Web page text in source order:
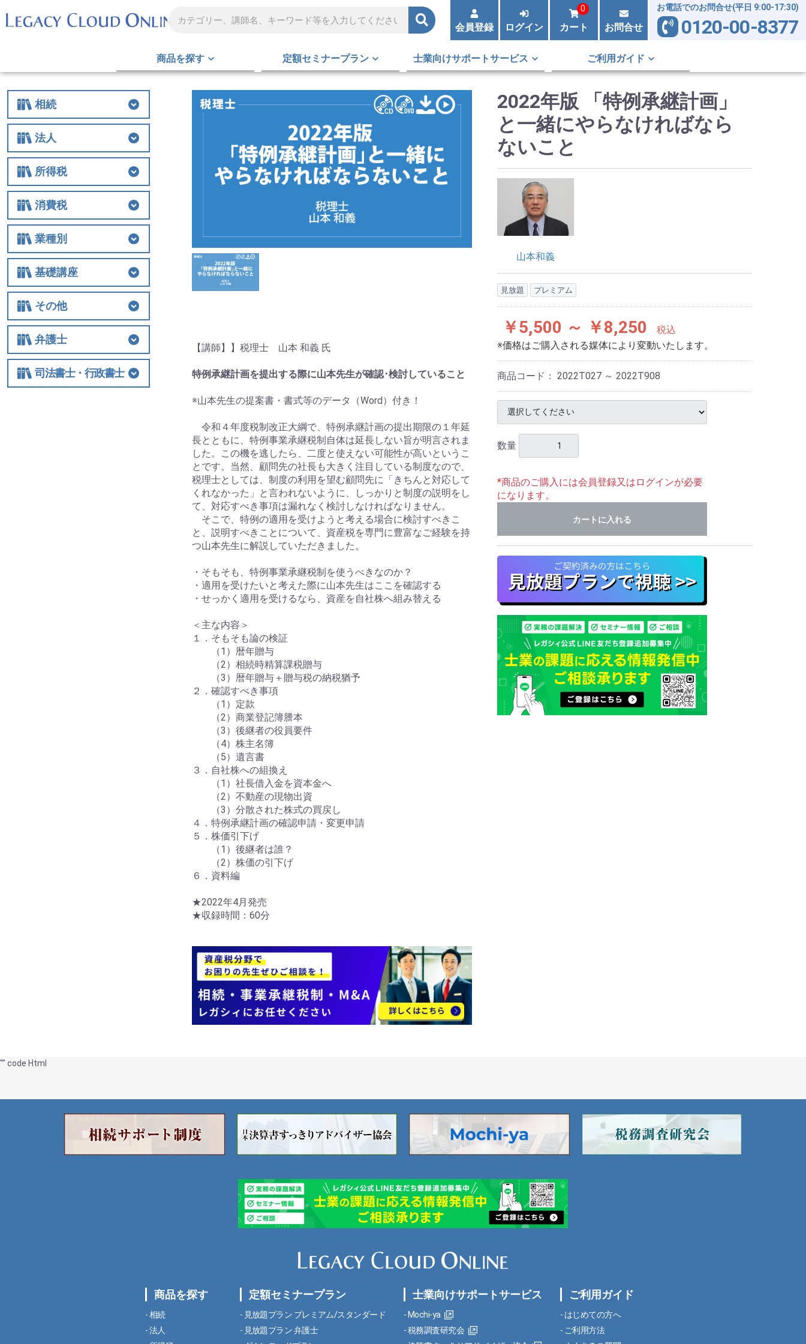
会員登録 ログイン カート
0
お問合せ
お電話でのお問合せ(平日 9:00-17:30)
0120-00-8377
商品を探す 定額セミナープラン 士業向けサポートサービス ご利用ガイド
相続
相続
相続税
贈与
財産評価
事業承継
不動産
生前対策
税務調査
その他
法人
法人
法人税
経費
役員関連
特例
組織再編
解散・清算
税務調査
その他
所得税
所得税
所得税
譲渡
税務調査
その他
消費税
消費税
消費税
税務調査
その他
業種別
業種別
医業
農業
非営利法人
介護
税務調査
その他の業種
基礎講座
基礎講座
相続税
法人関連
その他
その他
士業経営
国際税務
保険
税制改正全般
ビジネス
借地権
弁護士
弁護士
相続
交通事故
離婚
労働
不動産・建築
債権回収
民事訴訟
顧客対応・顧問契約
事務所経営・運営
その他
司法書士・行政書士
【講師】】税理士 山本 和義 氏
特例承継計画を提出する際に山本先生が確認･検討していること
※山本先生の提案書・書式等のデータ（Word）付き！
令和４年度税制改正大綱で、特例承継計画の提出期限の１年延
長とともに、特例事業承継税制自体は延長しない旨が明言されま
した。この機を逃したら、二度と使えない可能性が高いというこ
とです。当然、顧問先の社長も大きく注目している制度なので、
税理士としては、制度の利用を望む顧問先に「きちんと対応して
くれなかった」と言われないように、しっかりと制度の説明をし
て、対応すべき事項は漏れなく検討しなければなりません。
そこで、特例の適用を受けようと考える場合に検討すべきこ
と、説明すべきことについて、資産税を専門に豊富なご経験を持
つ山本先生に解説していただきました。
・そもそも、特例事業承継税制を使うべきなのか？
・適用を受けたいと考えた際に山本先生はここを確認する
・せっかく適用を受けるなら、資産を自社株へ組み替える
＜主な内容＞
１．そもそも論の検証
（1）暦年贈与
（2）相続時精算課税贈与
（3）暦年贈与＋贈与税の納税猶予
２．確認すべき事項
（1）定款
（2）商業登記簿謄本
（3）後継者の役員要件
（4）株主名簿
（5）遺言書
３．自社株への組換え
（1）社長借入金を資本金へ
（2）不動産の現物出資
（3）分散された株式の買戻し
４．特例承継計画の確認申請・変更申請
５．株価引下げ
（1）後継者は誰？
（2）株価の引下げ
６．資料編
★2022年4月発売
★収録時間：60分
2022年版 「特例承継計画」
と一緒にやらなければなら
ないこと
山本和義
見放題 プレミアム
￥5,500 ～ ￥8,250
税込
※価格はご購入される媒体により変動いたします。
商品コード： 2022T027 ～ 2022T908
数量
*商品のご購入には会員登録又はログインが必要
になります。
カートに入れる
"" code Html
商品を探す
相続
法人
定額セミナープラン
見放題プラン プレミアム/スタンダード
見放題プラン 弁護士
士業向けサポートサービス
Mochi-ya
税務調査研究会
ご利用ガイド
はじめての方へ
ご利用方法